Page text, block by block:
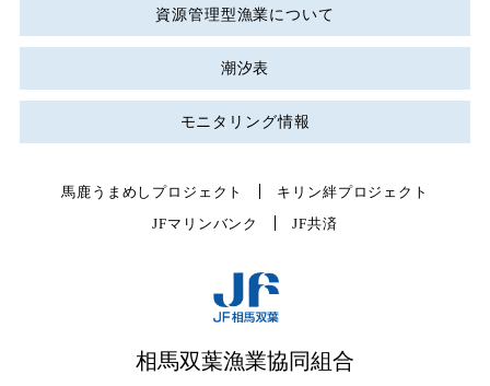
資源管理型漁業について
潮汐表
モニタリング情報
馬鹿うまめしプロジェクト
キリン絆プロジェクト
JFマリンバンク
JF共済
相馬双葉漁業協同組合